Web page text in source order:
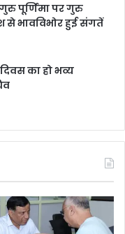
गुरु पूर्णिमा पर गुरु
से भावविभोर हुई संगतें
का हो भव्य